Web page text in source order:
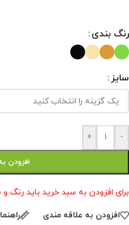
رنگ بندی
سایز
-
+
افزودن
برای افزودن به سبد خرید باید رنگ و
افزودن به علاقه مندی